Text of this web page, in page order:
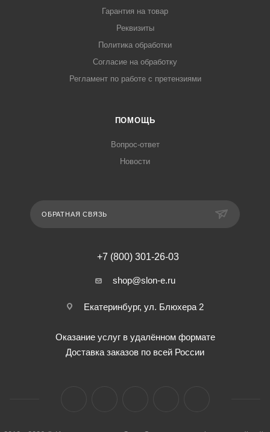
Гарантия на товар
Реквизиты
Политика обработки
Согласие на обработку
Регламент по работе с претензиями
ПОМОЩЬ
Вопрос-ответ
Новости
ОБРАТНАЯ СВЯЗЬ
+7 (800) 301-26-03
shop@slon-e.ru
Екатеринбург, ул. Блюхера 2
Оказание услуг в удалённом формате
Доставка заказов по всей России